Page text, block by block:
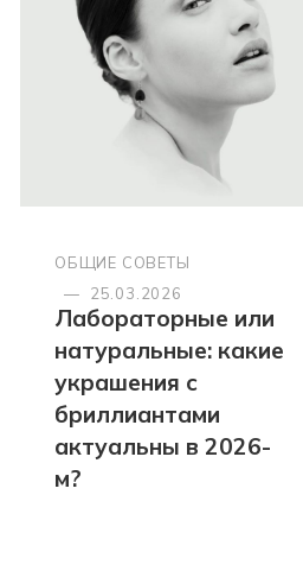
ОБЩИЕ СОВЕТЫ
—
25.03.2026
Лабораторные или
натуральные: какие
украшения с
бриллиантами
актуальны в 2026-
м?